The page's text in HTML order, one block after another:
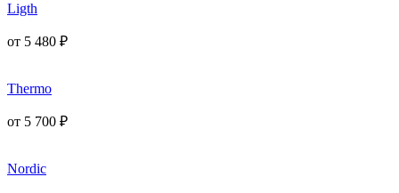
Ligth
от 5 480 ₽
Thermo
от 5 700 ₽
Nordic